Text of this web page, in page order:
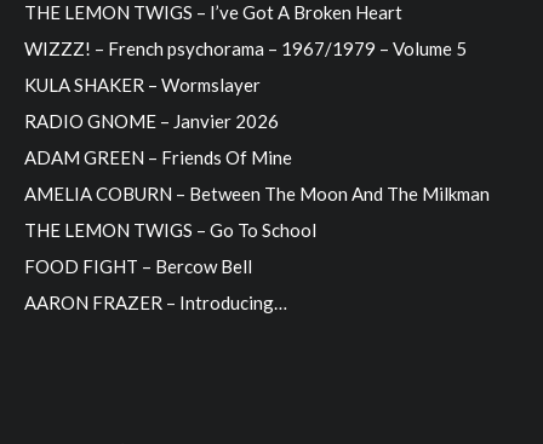
THE LEMON TWIGS – I’ve Got A Broken Heart
WIZZZ! – French psychorama – 1967/1979 – Volume 5
KULA SHAKER – Wormslayer
RADIO GNOME – Janvier 2026
ADAM GREEN – Friends Of Mine
AMELIA COBURN – Between The Moon And The Milkman
THE LEMON TWIGS – Go To School
FOOD FIGHT – Bercow Bell
AARON FRAZER – Introducing…